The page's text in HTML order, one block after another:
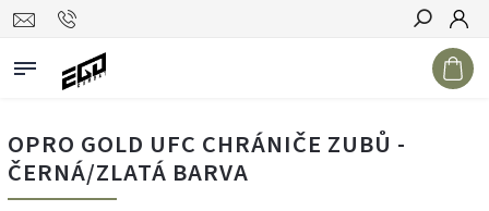
Hledat
OPRO GOLD UFC CHRÁNIČE ZUBŮ -
ČERNÁ/ZLATÁ BARVA